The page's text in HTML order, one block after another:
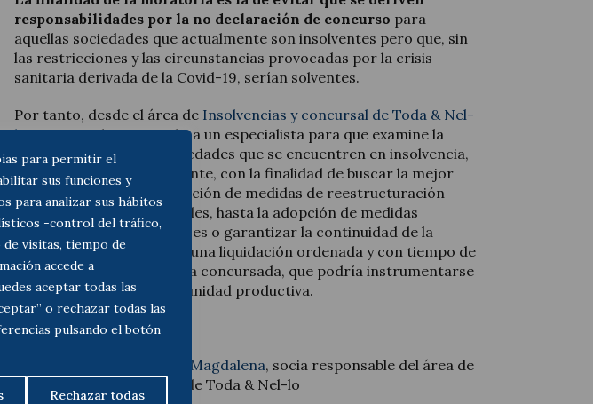
para permitir el
sus funciones y
para analizar sus hábitos
-control del tráfico,
visitas, tiempo de
accede a
aceptar todas las
o rechazar todas las
pulsando el botón
Rechazar todas
responsabilidades por la no declaración de concurso para
aquellas sociedades que actualmente son insolventes pero que, sin
las restricciones y las circunstancias provocadas por la crisis
sanitaria derivada de la Covid-19, serían solventes.
Por tanto, desde el área de Insolvencias y concursal de Toda & Nel-
lo, recomendamos acudir a un especialista para que examine la
situación de aquellas sociedades que se encuentren en insolvencia,
tanto actual como inminente, con la finalidad de buscar la mejor
alternativa. Desde la adopción de medidas de reestructuración
preventiva o preconcursales, hasta la adopción de medidas
concursales. La intención es o garantizar la continuidad de la
compañía, o llevar a cabo una liquidación ordenada y con tiempo de
los activos titularidad de la concursada, que podría instrumentarse
a través de la venta de la unidad productiva.
Miriam Magdalena, socia responsable del área de
Insolvencias y Concursal de Toda & Nel-lo